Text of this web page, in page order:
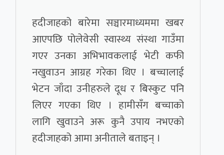
हदीजाहको बारेमा सञ्चारमाध्यममा खबर
आएपछि पोलेवेसी स्वास्थ्य संस्था गाउँमा
गएर उनका अभिभावकलाई भेटी कफी
नखुवाउन आग्रह गरेका थिए । बच्चालाई
भेटन जाँदा उनीहरुले दूध र बिस्कुट पनि
लिएर गएका थिए । हामीसँग बच्चाको
लागि खुवाउने अरू कुनै उपाय नभएको
हदीजाहको आमा अनीताले बताइन् ।